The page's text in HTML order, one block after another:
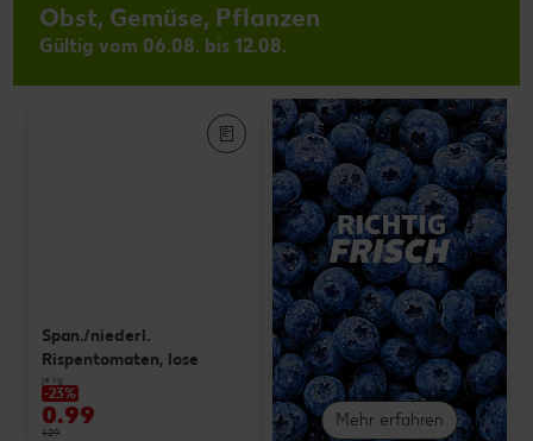
Obst, Gemüse, Pflanzen
Gültig vom 06.08. bis 12.08.
Mehr erfahren
Span./niederl.
Rispentomaten, lose
je kg
-23%
0.99
1.29